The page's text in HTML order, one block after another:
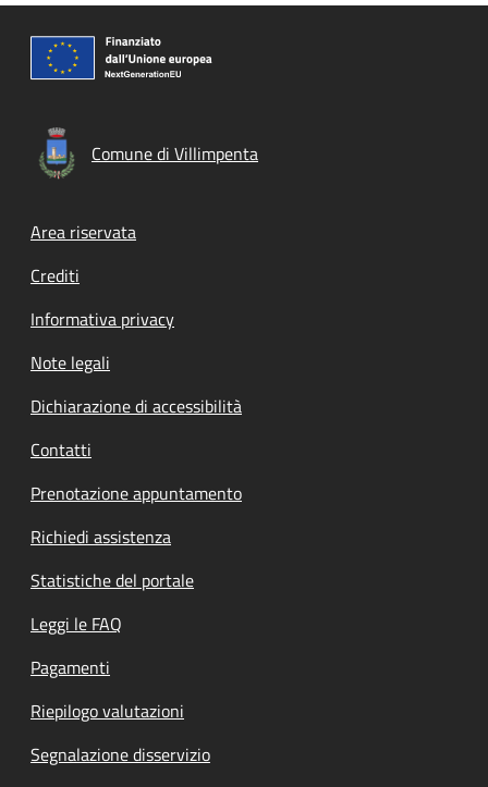
Comune di Villimpenta
Footer menu
Area riservata
Crediti
Informativa privacy
Note legali
Dichiarazione di accessibilità
Contatti
Prenotazione appuntamento
Richiedi assistenza
Statistiche del portale
Leggi le FAQ
Pagamenti
Riepilogo valutazioni
Segnalazione disservizio